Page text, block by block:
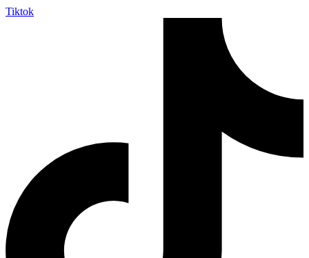
Tiktok